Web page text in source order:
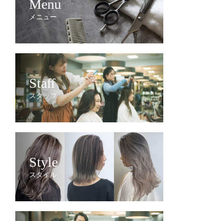
Menu
メニュー
Staff
スタッフ
Style
スタイル